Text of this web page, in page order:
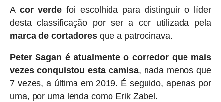
A cor verde foi escolhida para distinguir o líder
desta classificação por ser a cor utilizada pela
marca de cortadoresque a patrocinava.
Peter Sagan é atualmente o corredor que mais
vezes conquistou esta camisa, nada menos que
7 vezes, a última em 2019. É seguido, apenas por
uma, por uma lenda como Erik Zabel.